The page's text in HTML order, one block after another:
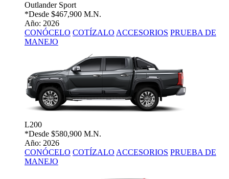
Outlander Sport
*Desde $467,900 M.N.
Año: 2026
CONÓCELO COTÍZALO ACCESORIOS PRUEBA DE
MANEJO
L200
*Desde $580,900 M.N.
Año: 2026
CONÓCELO COTÍZALO ACCESORIOS PRUEBA DE
MANEJO